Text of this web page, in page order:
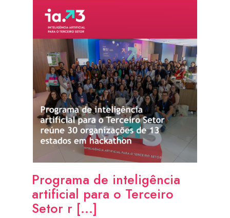
Programa de inteligência
artificial para o Terceiro
Setor r [...]